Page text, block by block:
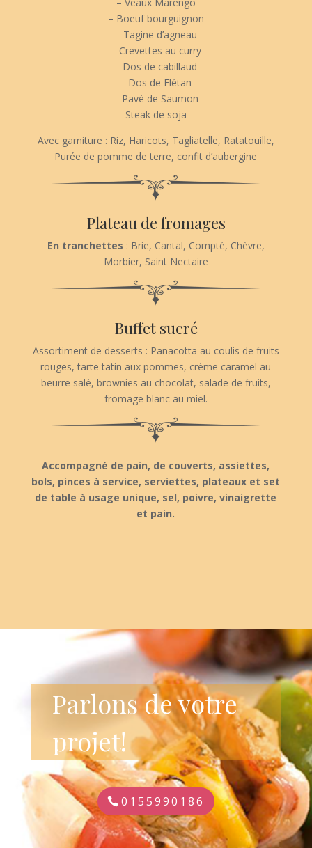
– Boeuf bourguignon
– Tagine d’agneau
– Crevettes au curry
– Dos de cabillaud
– Dos de Flétan
– Pavé de Saumon
– Steak de soja –
Avec garniture : Riz, Haricots, Tagliatelle, Ratatouille,
Purée de pomme de terre, confit d’aubergine
Plateau de fromages
En tranchettes : Brie, Cantal, Compté, Chèvre,
Morbier, Saint Nectaire
Buffet sucré
Assortiment de desserts : Panacotta au coulis de fruits
rouges, tarte tatin aux pommes, crème caramel au
beurre salé, brownies au chocolat, salade de fruits,
fromage blanc au miel.
Accompagné de pain, de couverts, assiettes,
bols, pinces à service, serviettes, plateaux et set
de table à usage unique, sel, poivre, vinaigrette
et pain.
Parlons de votre
projet!
0155990186